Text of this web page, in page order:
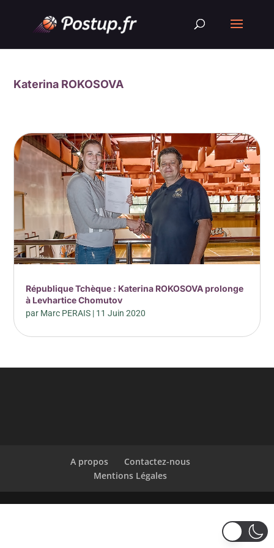
Katerina ROKOSOVA
République Tchèque : Katerina ROKOSOVA prolonge
à Levhartice Chomutov
par Marc PERAIS | 11 Juin 2020
A propos
Contactez-nous
Mentions Légales